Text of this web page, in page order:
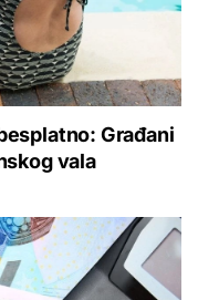
Građani
vala